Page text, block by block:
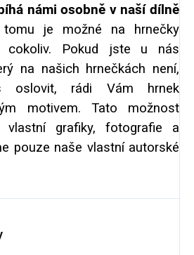
námi osobně v naší dílně
je možné na hrnečky
cokoliv. Pokud jste u nás
na našich hrnečkách není,
oslovit, rádi Vám hrnek
motivem. Tato možnost
grafiky, fotografie a
pouze naše vlastní autorské